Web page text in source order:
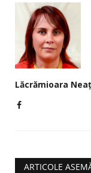
Lăcrămioara
ARTICOLE